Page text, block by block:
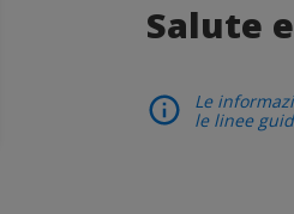
Salute
Le
le linee